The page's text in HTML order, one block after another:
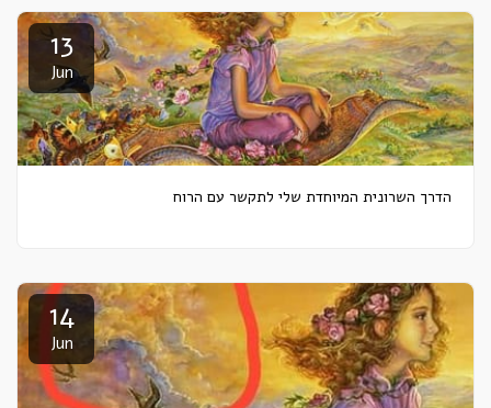
13
Jun
הדרך השרונית המיוחדת שלי לתקשר עם הרוח
14
Jun